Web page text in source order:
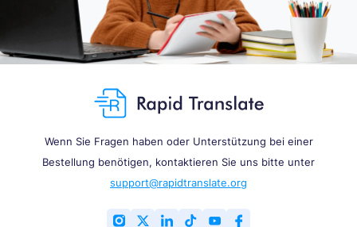
Wenn Sie Fragen haben oder Unterstützung bei einer
Bestellung benötigen, kontaktieren Sie uns bitte unter
support@rapidtranslate.org